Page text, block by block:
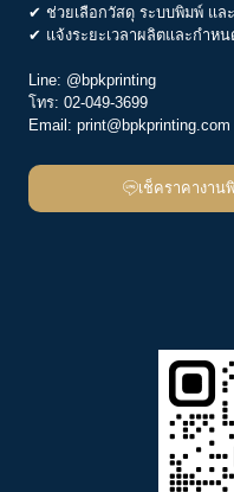
✔ ช่วยเลือกวัสดุ ระบบพิมพ์ แล
✔ แจ้งระยะเวลาผลิตและกำหน
Line: @bpkprinting
โทร: 02-049-3699
Email: print@bpkprinting.com
เช็คราคางาน